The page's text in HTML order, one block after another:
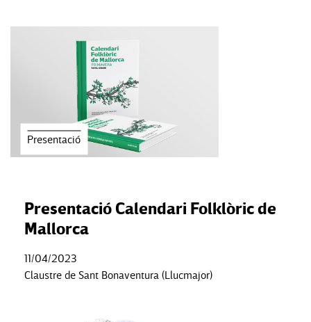
Presentació
Presentació Calendari Folklòric de
Mallorca
11/04/2023
Claustre de Sant Bonaventura (Llucmajor)